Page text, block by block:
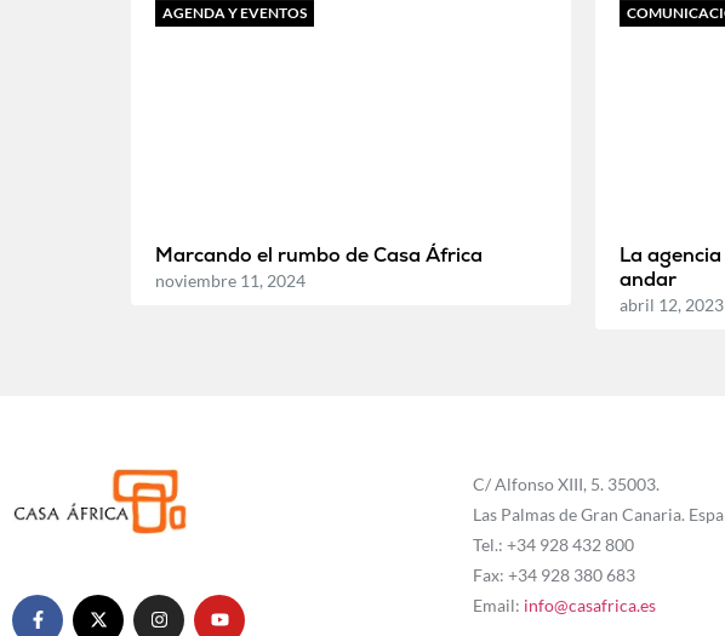
AGENDA Y EVENTOS
Marcando el rumbo de Casa África
noviembre 11, 2024
La
andar
abril 12, 2023
C/ Alfonso XIII, 5. 35003.
Las Palmas de Gran Canaria.
Tel.: +34 928 432 800
Fax: +34 928 380 683
Email: info@casafrica.es